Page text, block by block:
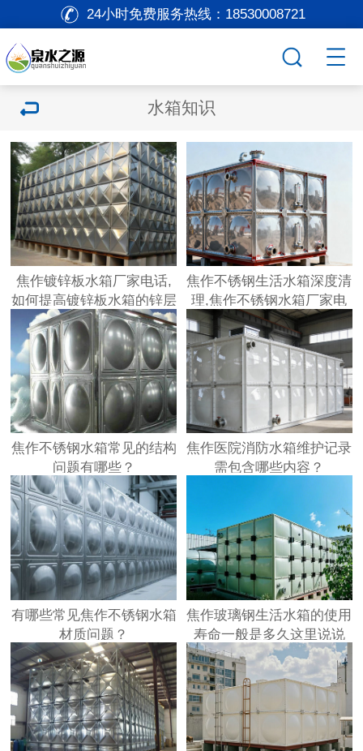
24小时免费服务热线： 18530008721
水箱知识
焦作镀锌板水箱厂家电话,
如何提高镀锌板水箱的锌层
厚度？
焦作不锈钢生活水箱深度清
理,焦作不锈钢水箱厂家电
话,焦作不锈钢水箱
焦作不锈钢水箱常见的结构
问题有哪些？
焦作医院消防水箱维护记录
需包含哪些内容？
有哪些常见焦作不锈钢水箱
材质问题？
焦作玻璃钢生活水箱的使用
寿命一般是多久这里说说